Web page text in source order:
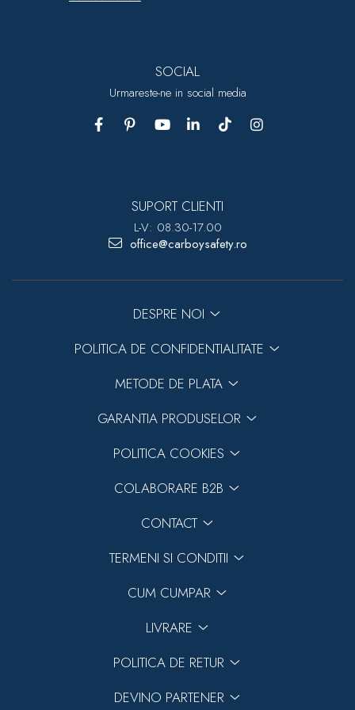
SOCIAL
Urmareste-ne in social media
SUPORT CLIENTI
L-V: 08.30-17.00
office@carboysafety.ro
DESPRE NOI
POLITICA DE CONFIDENTIALITATE
METODE DE PLATA
GARANTIA PRODUSELOR
POLITICA COOKIES
COLABORARE B2B
CONTACT
TERMENI SI CONDITII
CUM CUMPAR
LIVRARE
POLITICA DE RETUR
DEVINO PARTENER